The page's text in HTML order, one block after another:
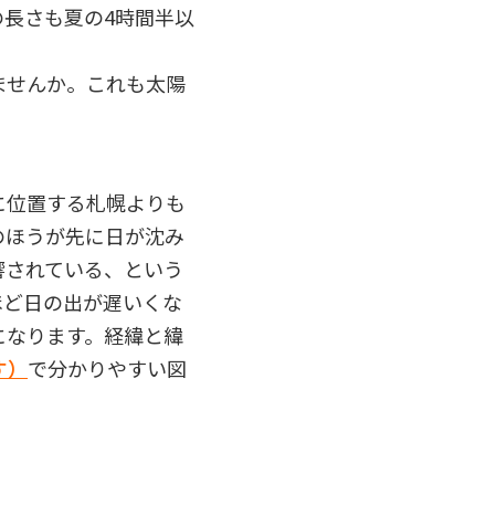
さも夏の4時間半以
んか。これも太陽
置する札幌よりも
うが先に日が沈み
れている、という
日の出が遅いくな
ります。経緯と緯
で分かりやすい図